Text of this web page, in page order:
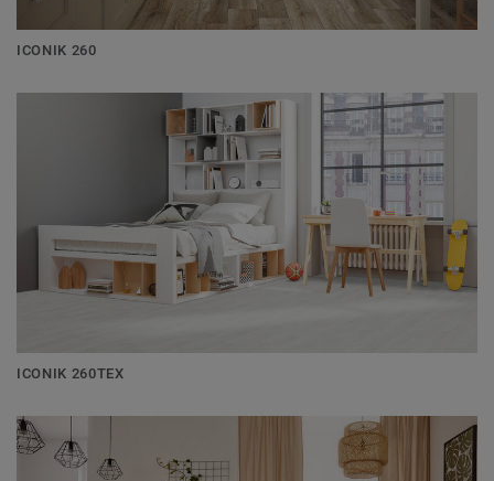
ICONIK 260
ICONIK 260TEX